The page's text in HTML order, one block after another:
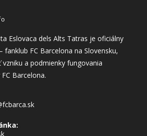
Eslovaca dels Alts Tatras je oficiálny
fanklub FC Barcelona na Slovensku,
a podmienky fungovania
Barcelona.